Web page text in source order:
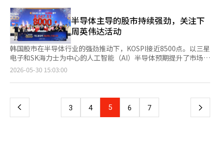
国家，很可能成为21世纪中叶全球产业秩序的重要塑造者。 20世
纪，韩国通过工业化创造了“汉江奇迹”。21世纪，韩国完全有可
能依靠具身智能与人工智能转型，再次创造属于新时代的发展奇
迹。这不仅关乎经济增长，更关乎国家未来百年的发展方向。 当AI
芯片开启新的工业化进程之后，具身智能正在成为塑造未来文明的
重要工具。而摆在韩国面前的真正课题，已经不再是技术本身，而
是能否提出一个足以引领未来百年的国家愿景。 这或许正是“第
推进。需要建立AI数据中心的电力网络，培养AI人才的大学和研究
所，以及能够支持创新企业成长的投资生态系统。半导体、电池、
机器人、软件、数据中心和电力网络必须作为一个国家战略整合在
一起。 尤其是电力问题是物理AI时代的核心课题。AI数据中心消耗
巨大的电力。数千台最新的AI服务器运行的数据中心可能消耗相当
于一个中小城市的电力。国际能源机构（IEA）预测，随着AI和数
据中心的普及，全球电力需求将急剧增加。因此，成为AI强国的同
终，物理AI时代的竞争超越了技术竞争，成为国家系统的竞争。半
导体、数据中心、电力网络、制造业、教育、研究、金融和投资生
态系统必须连接成一个平台。韩国已经站在了这一起点上。问题在
转向推理中心，数据中心和内存的需求必然会增加。在这一过程
中，三星电子和SK海力士在内存半导体方面的战略价值也在上
升。 崔会长还指出了国内AI基础设施的局限性，提到目前国内数据
中心中可用于AI的比例较低，强调了大规模基础设施扩充的必要
性。他认为，电力问题也是关键变量。AI数据中心需要大量电力，
因此电力生产、输电和分散发电体系必须一起讨论。 他表示，韩
国应成为AI时代的“规则制定者”，而非“规则接受者”。但要实
争中难以获得影响力。通过加强与日本的经济合作，可以扩大经济
规模，并在AI、半导体、能源和先进制造等领域实现互补。他提
到，通过韩日经济一体化，可以形成约6万亿美元规模的经济圈。
的培育，而非短期收益。 韩国也面临类似的挑战。我国家庭金融
资产仍然以存款和房地产为主。虽然稳定的资产持有很重要，但整
体国家层面上，投资未来产业的长期资金依然不足。人工智能
（AI）、半导体、生物、航天产业、能源转型等未来产业在没有大
规模资本投入的情况下难以成长。 从这个角度来看，成长基金的
售罄可以被视为一个积极的信号。它展示了国民资产与未来成长产
业之间的连接可能性。尤其是低收入群体的参与比例接近40%，这
意味着国民希望分享长期增长的成果，而不仅仅是简单的存款利
未能取得预期的成果。若投资标的选择不当或受到政治考量的影
响，最终将导致收益率下降。投资失败会破坏国民的信任，并对资
本市场的发展产生负面影响。 最重要的是，成长基金应明确其作
周期不仅是行业复苏的结果，更是AI时代未来价值的提前反映。股
市并不只评估当前，而是提前反映未来。今天的半导体企业价值不
仅仅是生产内存芯片的制造商的价值，而是未来AI时代的核心基础
设施供应商的价值，正在被重新评估。 尤其是生成型AI的发展，极
大提升了内存半导体的重要性。随着GPT-3.5向GPT-4、GPT-5的
发展，AI需要记住更多的文档，保持更长的对话，理解更复杂的上
下文。专家们认为，未来AI竞争的核心将不仅仅是运算速度，而是
存储能力和记忆能力。AI越是像人类思考，内存的重要性就越大。
在过去80年中，计算机产业基于冯·诺依曼结构发展。即运算装置
瓶颈现象愈发严重。为了解决这一问题，出现了HBM（高带宽内
存）。如今，AI数据中心的竞争力几乎可以说是HBM的竞争力。然
而，专家们指出，AI时代的真正竞争力并不仅仅来自HBM，而是来
觑。自3月实施的所谓“黄袋法”以来，涵盖母公司和子公司的集
体谈判与联合行动的实现，成为首个案例。 现代汽车集团是韩国
制造业的象征。汽车产业与钢铁、零部件、物流、半导体、电池等
多个行业紧密相连。现代汽车集团的生产线一旦受到影响，将对合
作伙伴、地方经济乃至国家经济产生重大影响。这一事件之所以受
到关注，不仅是简单的劳资冲突，更关乎我们产业的竞争力。 现
代汽车集团近年来持续创造历史最高业绩。在汽车产业电动化转型
和人工智能（AI）普及的背景下，工人们对就业稳定感到不安。工
会提出了延长退休年龄、缩短工时以及因AI引发的就业变化等问
临百年一遇的大转型。中国电动车企业以惊人的速度成长，美国和
欧洲企业也在为未来汽车竞争而全力以赴。尤其是中国企业在价格
半导体主导的股市持续强劲，关注下
周英伟达活动
韩国股市在半导体行业的强劲推动下，KOSPI接近8500点。以三星
电子和SK海力士为中心的人工智能（AI）半导体预期提升了市场信
心，但单一股票杠杆ETF的推出导致资金集中度加剧，市场波动性
2026”和美国就业数据，以判断半导体强势是否持续及轮动交易
较前一交易日上涨290.86点（3.55%），收于8476.15点。在26日
至29日的一周内，KOSPI上涨了8.01%，而KOSDAQ则下跌了
2026-05-30 15:03:00
上
页
3 4 5 6 7 下